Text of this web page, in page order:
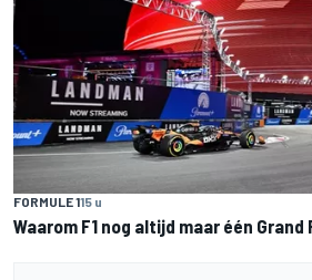
FORMULE 115 u
Waarom F1 nog altijd maar één